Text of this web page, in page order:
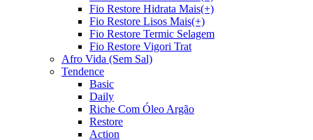
Fio Restore Hidrata Mais(+)
Fio Restore Lisos Mais(+)
Fio Restore Termic Selagem
Fio Restore Vigori Trat
Afro Vida (Sem Sal)
Tendence
Basic
Daily
Riche Com Óleo Argão
Restore
Action